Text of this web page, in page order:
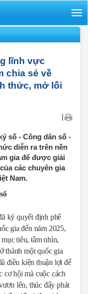
lĩnh vực
chia sẻ về
thức, mở lối
|
số - Công dân số -
diễn ra trên nền
gia để được giải
các chuyên gia
Nam.
ký quyết định phê
gia đến năm 2025,
tiêu, tầm nhìn,
thành một quốc gia
điều kiện thuận lợi để
cơ hội mà cuộc cách
lên, thúc đẩy phát